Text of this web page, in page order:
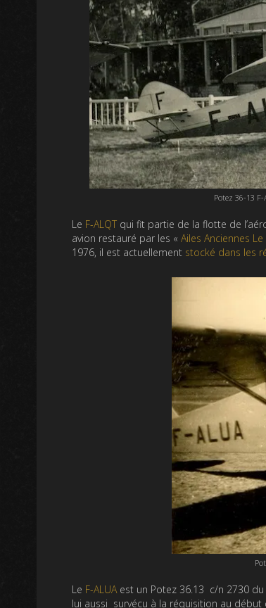
Potez 36-13
Le F-ALQTqui fit partie de la flotte de
avion restauré par les « Ailes Anciennes
1976, il est actuellement stocké dans les
Le F-ALUAest un Potez 36.13 c/n 2730
lui aussi survécu à la réquisition au début